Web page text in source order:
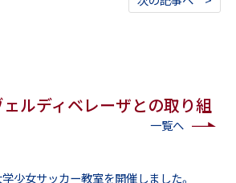
ェルディベレーザとの取り組
一覧へ
学少女サッカー教室を開催しました。